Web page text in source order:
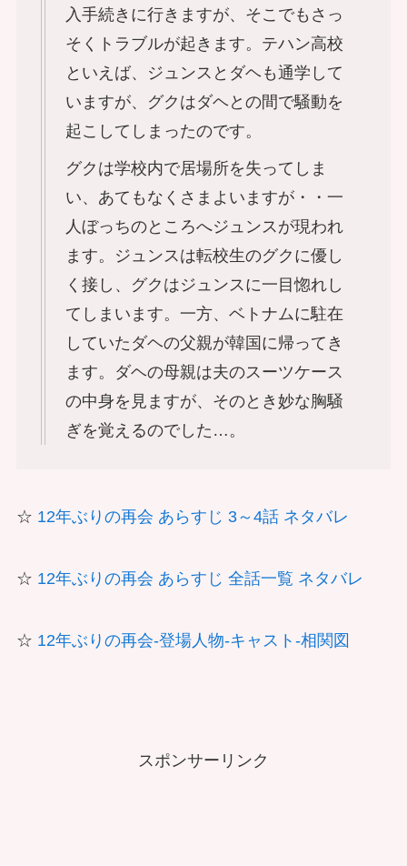
入手続きに行きますが、そこでもさっ
そくトラブルが起きます。テハン高校
といえば、ジュンスとダヘも通学して
いますが、グクはダヘとの間で騒動を
起こしてしまったのです。
グクは学校内で居場所を失ってしま
い、あてもなくさまよいますが・・一
人ぼっちのところへジュンスが現われ
ます。ジュンスは転校生のグクに優し
く接し、グクはジュンスに一目惚れし
てしまいます。一方、ベトナムに駐在
していたダヘの父親が韓国に帰ってき
ます。ダヘの母親は夫のスーツケース
の中身を見ますが、そのとき妙な胸騒
ぎを覚えるのでした…。
☆ 12年ぶりの再会 あらすじ 3～4話 ネタバレ
☆ 12年ぶりの再会 あらすじ 全話一覧 ネタバレ
☆ 12年ぶりの再会-登場人物-キャスト-相関図
スポンサーリンク